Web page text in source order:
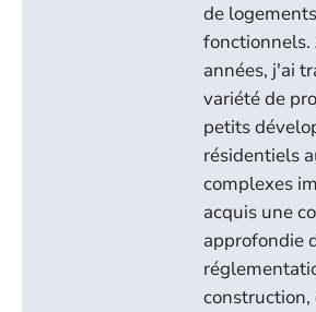
de
années, j'ai
variété de
petits
résidentiels
complexes
acquis une
approfondie
construction,